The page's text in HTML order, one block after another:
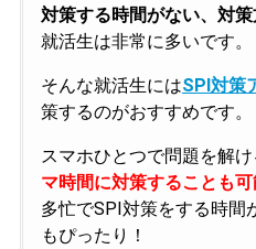
対策する時間がない、対
就活生は非常に多いです。
そんな就活生にはSPI対策
策するのがおすすめです。
スマホひとつで問題を解
マ時間に対策することも可
多忙でSPI対策をする時間
もぴったり！